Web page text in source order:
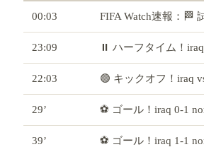
00:03 FIFA Watch速報：🏁
23:09 ⏸️ ハーフタイム！
22:03 🟢 キックオフ！iraq
29’ ⚽ ゴール！iraq 0-1
39’ ⚽ ゴール！iraq 1-1